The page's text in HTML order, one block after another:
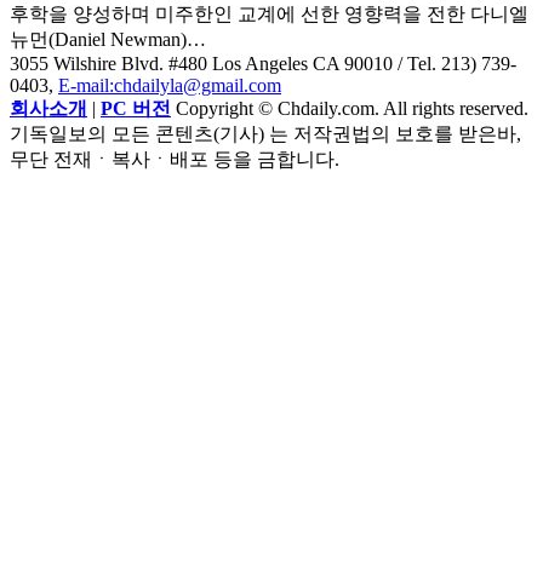
후학을 양성하며 미주한인 교계에 선한 영향력을 전한 다니엘
뉴먼(Daniel Newman)…
3055 Wilshire Blvd. #480 Los Angeles CA 90010 / Tel. 213) 739-
0403, E-mail:chdailyla@gmail.com
회사소개 | PC 버전 Copyright © Chdaily.com. All rights reserved.
기독일보의 모든 콘텐츠(기사) 는 저작권법의 보호를 받은바,
무단 전재ㆍ복사ㆍ배포 등을 금합니다.